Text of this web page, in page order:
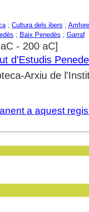
; Cultura dels ibers ;
; Baix Penedès ; Garraf
- 200 aC]
d'Estudis
Arxiu de
a aquest